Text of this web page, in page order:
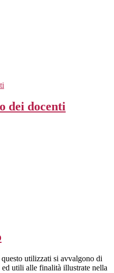
dei docenti
utilizzati si avvalgono di
utili alle finalità illustrate nella